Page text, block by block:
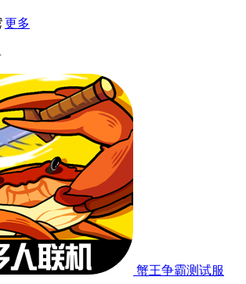
更多
蟹王争霸测试服